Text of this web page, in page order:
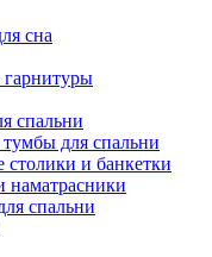
сна
спальни
для спальни
столики и банкетки
наматрасники
спальни